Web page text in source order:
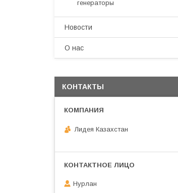
генераторы
Новости
О нас
КОНТАКТЫ
Лидея Казахстан
Нурлан